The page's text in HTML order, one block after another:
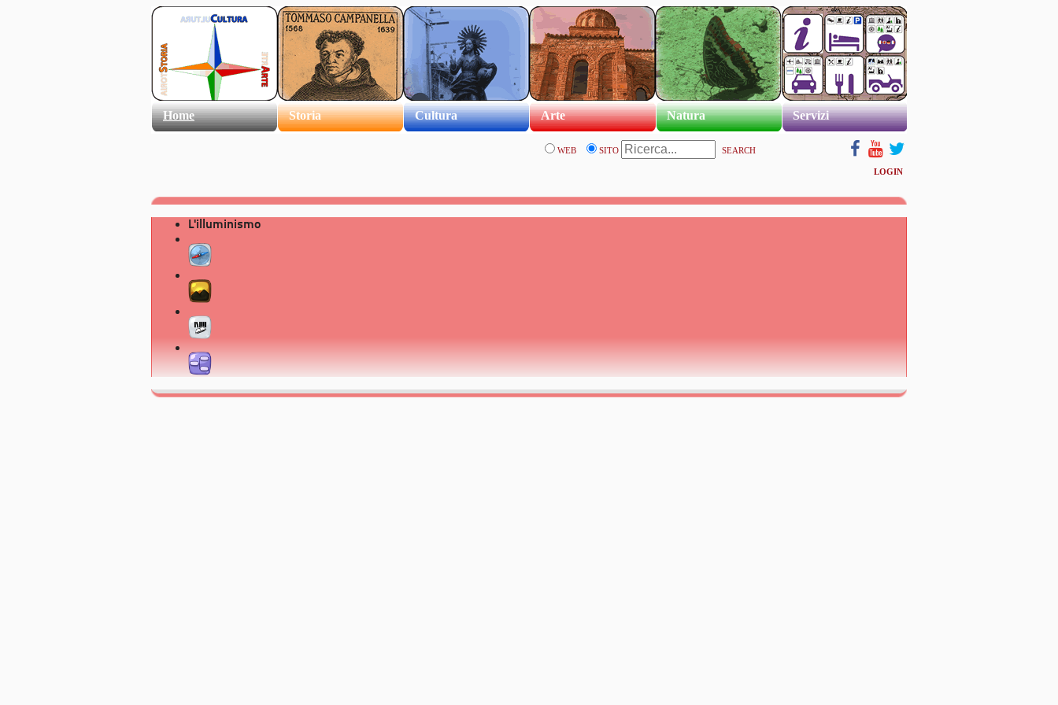
Home Storia Cultura Arte Natura Servizi
WEB SITO SEARCH
LOGIN
L'illuminismo